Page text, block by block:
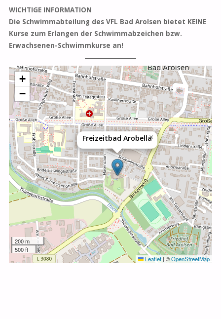
WICHTIGE INFORMATION
Die Schwimmabteilung des VFL Bad Arolsen bietet KEINE
Kurse zum Erlangen der Schwimmabzeichen bzw.
Erwachsenen-Schwimmkurse an!
Freizeitbad Arobella×
+
−
200 m
500 ft
Leaflet | ©OpenStreetMap